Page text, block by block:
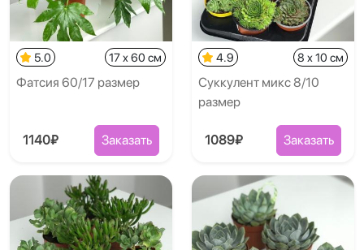
5.0 17 x 60 см
Фатсия 60/17 размер
1140₽ Заказать
4.9 8 x 10 см
Суккулент микс 8/10
размер
1089₽ Заказать